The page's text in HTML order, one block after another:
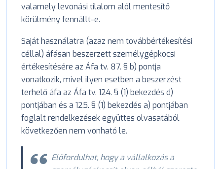
valamely levonási tilalom alól mentesítő
körülmény fennállt-e.
Saját használatra (azaz nem továbbértékesítési
céllal) áfásan beszerzett személygépkocsi
értékesítésére az Áfa tv. 87. § b) pontja
vonatkozik, mivel ilyen esetben a beszerzést
terhelő áfa az Áfa tv. 124. § (1) bekezdés d)
pontjában és a 125. § (1) bekezdés a) pontjában
foglalt rendelkezések együttes olvasatából
következően nem vonható le.
Előfordulhat, hogy a vállalkozás a